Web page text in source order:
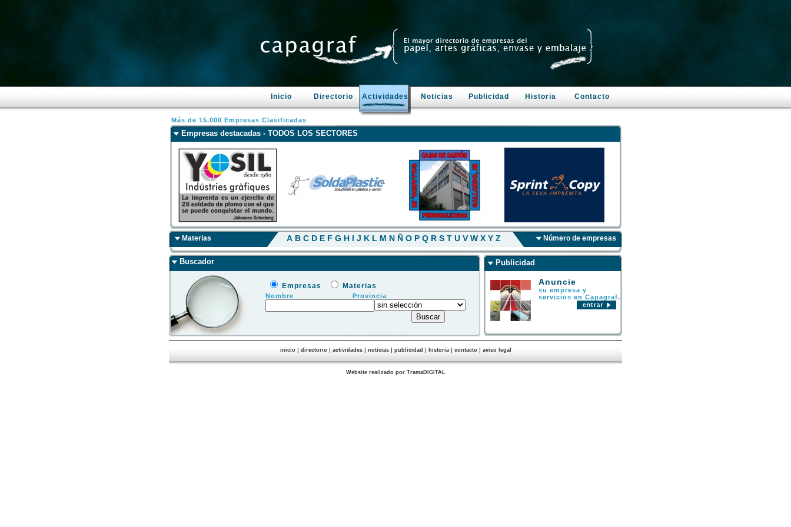
Inicio Directorio Actividades Noticias Publicidad Historia Contacto
Más de 15.000 Empresas Clasificadas
Empresas destacadas - TODOS LOS SECTORES
Materias A B C D E F G H I J K L M N Ñ O P Q R S T U V W X Y Z Número de empresas
Buscador
Empresas Materias
Nombre Provincia
Publicidad
Anuncie
su empresa y
servicios en Capagraf.
inicio| directorio| actividades| noticias| publicidad | historia| contacto| aviso legal
Website realizado por TramaDIGITAL